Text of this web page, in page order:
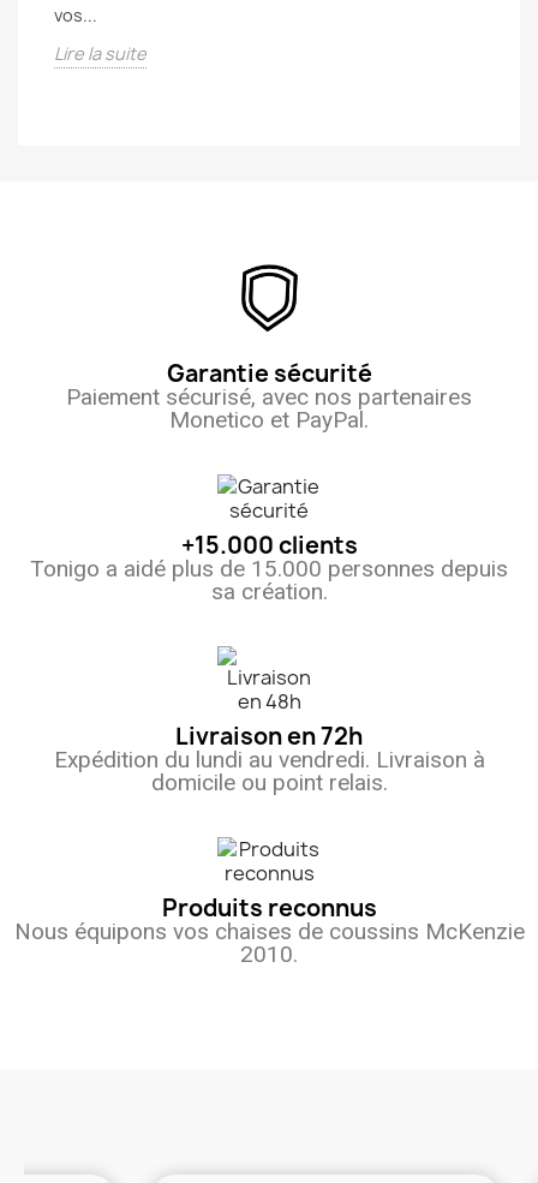
vos...
Lire la suite
Garantie sécurité
Paiement sécurisé, avec nos partenaires
Monetico et PayPal.
+15.000 clients
Tonigo a aidé plus de 15.000 personnes depuis
sa création.
Livraison en 72h
Expédition du lundi au vendredi. Livraison à
domicile ou point relais.
Produits reconnus
Nous équipons vos chaises de coussins McKenzie
2010.